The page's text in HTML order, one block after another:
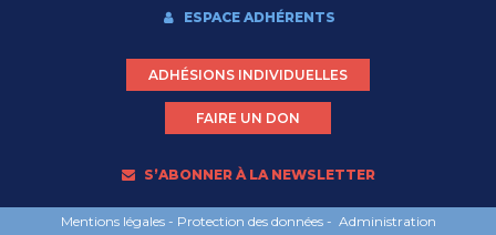
ESPACE ADHÉRENTS
ADHÉSIONS INDIVIDUELLES
FAIRE UN DON
S’ABONNER À LA NEWSLETTER
Mentions légales- Protection des données- Administration